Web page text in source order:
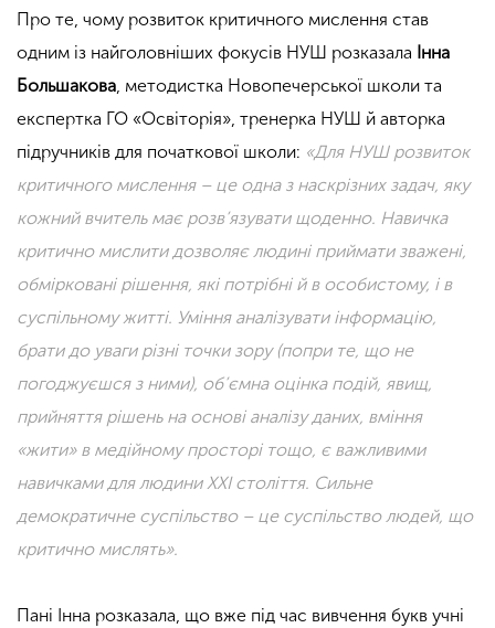
Про те, чому розвиток критичного мислення став
одним із найголовніших фокусів НУШ розказала Інна
Большакова, методистка Новопечерської школи та
експертка ГО «Освіторія», тренерка НУШ й авторка
підручників для початкової школи: «Для НУШ розвиток
критичного мислення – це одна з наскрізних задач, яку
кожний вчитель має розв’язувати щоденно. Навичка
критично мислити дозволяє людині приймати зважені,
обмірковані рішення, які потрібні й в особистому, і в
суспільному житті. Уміння аналізувати інформацію,
брати до уваги різні точки зору (попри те, що не
погоджуєшся з ними), об’ємна оцінка подій, явищ,
прийняття рішень на основі аналізу даних, вміння
«жити» в медійному просторі тощо, є важливими
навичками для людини ХХІ століття. Сильне
демократичне суспільство – це суспільство людей, що
критично мислять».
Пані Інна розказала, що вже під час вивчення букв учні